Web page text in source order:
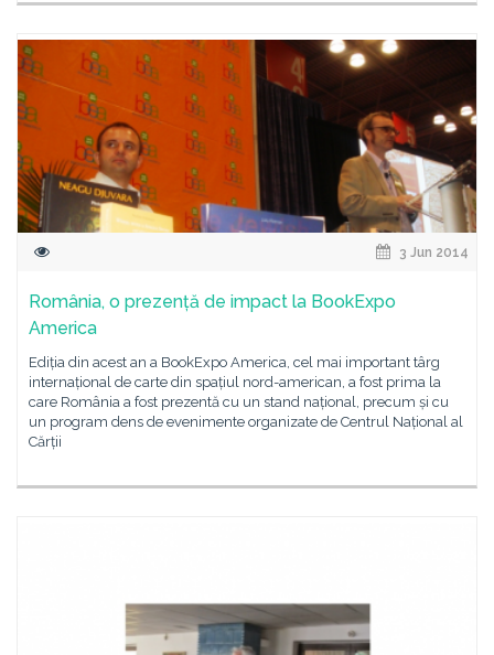
3 Jun 2014
România, o prezență de impact la BookExpo
America
Ediția din acest an a BookExpo America, cel mai important târg
internațional de carte din spațiul nord-american, a fost prima la
care România a fost prezentă cu un stand național, precum și cu
un program dens de evenimente organizate de Centrul Național al
Cărții